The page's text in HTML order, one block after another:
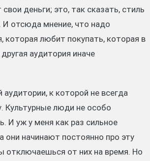
деньги; это, так сказать, стиль
И отсюда мнение, что надо
которая любит покупать, которая в
аудитория иначе
к которой не всегда
Культурные люди не особо
И уж у меня как раз сильное
они начинают постоянно про эту
отключаешься от них на время. Но